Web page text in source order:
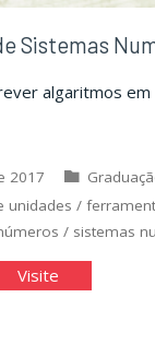
Sistemas
algaritmos
2017
unidades /
/ sistemas
Visite"Conversor